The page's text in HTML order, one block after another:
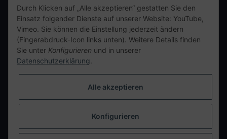
Kontaktdaten
tweet
teilen
Vertrag widerrufen
Durch Klicken auf „Alle akzeptieren“ gestatten Sie den
Einsatz folgender Dienste auf unserer Website: YouTube,
Vimeo. Sie können die Einstellung jederzeit ändern
(Fingerabdruck-Icon links unten). Weitere Details finden
Sie unter Konfigurieren und in unserer
Datenschutzerklärung.
Alle akzeptieren
Konfigurieren